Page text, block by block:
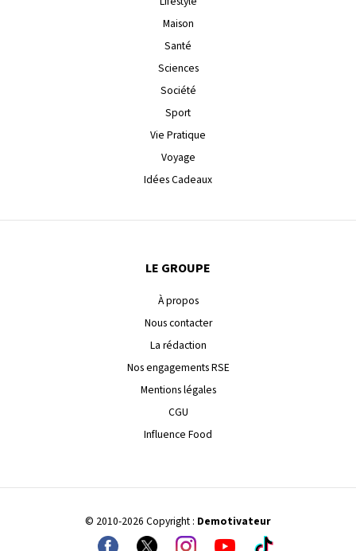
Maison
Santé
Sciences
Société
Sport
Vie Pratique
Voyage
Idées Cadeaux
LE GROUPE
À propos
Nous contacter
La rédaction
Nos engagements RSE
Mentions légales
CGU
Influence Food
© 2010-2026 Copyright : Demotivateur